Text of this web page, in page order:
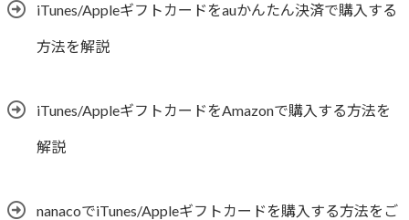
iTunes/Appleギフトカードをauかんたん決済で購入する
方法を解説
iTunes/AppleギフトカードをAmazonで購入する方法を
解説
nanacoでiTunes/Appleギフトカードを購入する方法をご